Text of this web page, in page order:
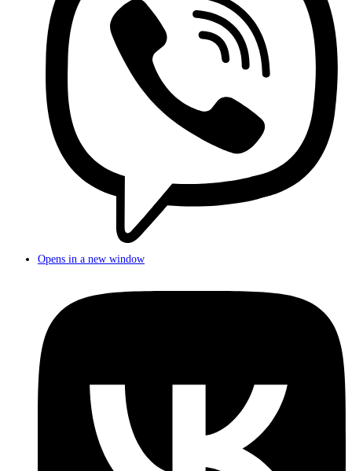
Opens in a new window